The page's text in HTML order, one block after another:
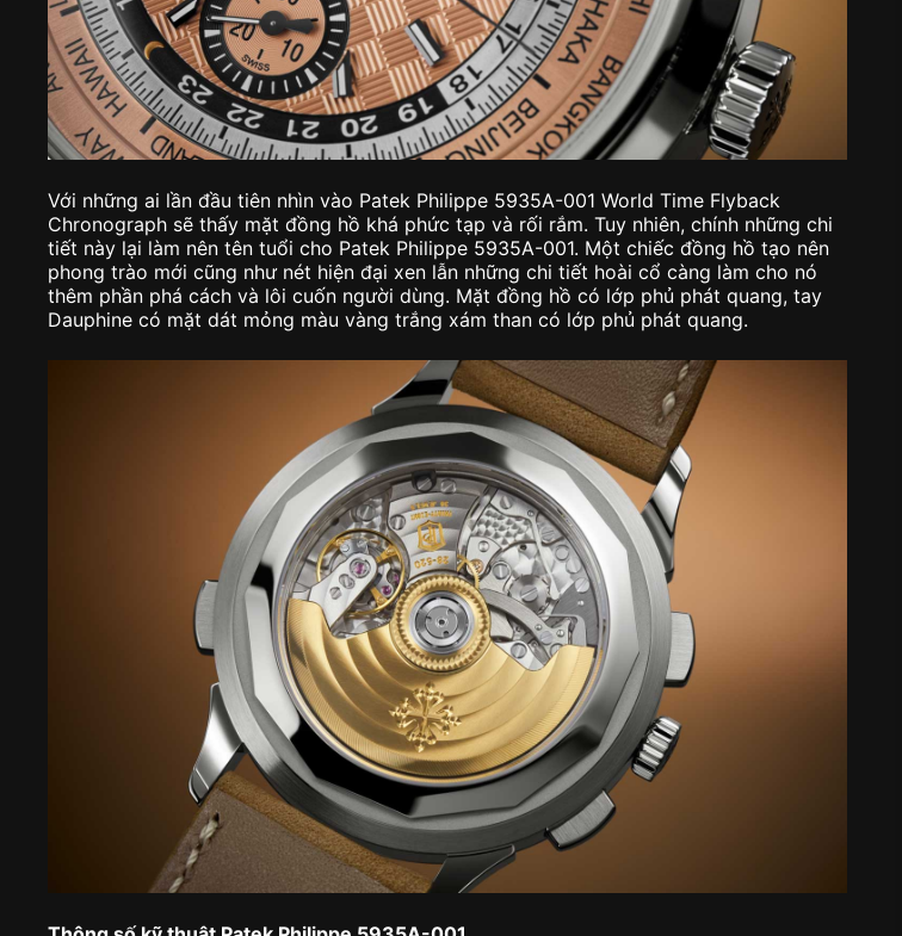
Với những ai lần đầu tiên nhìn vào Patek Philippe 5935A-001 World Time Flyback
Chronograph sẽ thấy mặt đồng hồ khá phức tạp và rối rắm. Tuy nhiên, chính những chi
tiết này lại làm nên tên tuổi cho Patek Philippe 5935A-001. Một chiếc đồng hồ tạo nên
phong trào mới cũng như nét hiện đại xen lẫn những chi tiết hoài cổ càng làm cho nó
thêm phần phá cách và lôi cuốn người dùng. Mặt đồng hồ có lớp phủ phát quang, tay
Dauphine có mặt dát mỏng màu vàng trắng xám than có lớp phủ phát quang.